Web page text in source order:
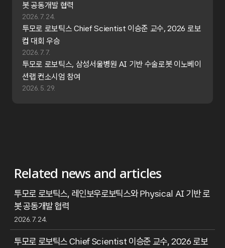
봇 공동개발 협력
2026. 7. 24.
투모로 로보틱스 Chief Scientist 이승준 교수, 2026 로보
컵 대회 우승
2026. 7. 7.
투모로 로보틱스, 삼성서울병원 AI 기반 수술로봇 이노베이
션랩 컨소시엄 참여
2026. 5. 29.
Related news and articles
투모로 로보틱스, 레인보우로보틱스와 Physical AI 기반 로
봇 공동개발 협력
2026. 7. 24.
투모로 로보틱스 Chief Scientist 이승준 교수, 2026 로보